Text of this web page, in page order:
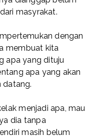
masyrakat.
dengan
membuat kita
apa yang dituju
apa yang akan
datang.
menjadi apa, mau
dia tanpa
masih belum